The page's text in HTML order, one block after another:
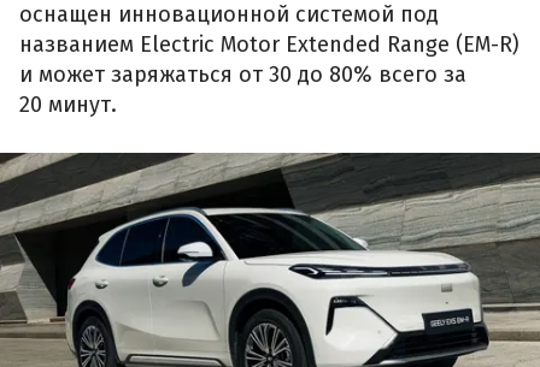
оснащен инновационной системой под
названием Electric Motor Extended Range (EM-R)
и может заряжаться от 30 до 80% всего за
20 минут.